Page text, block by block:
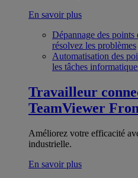
En savoir plus
Dépannage des points
résolvez les problèmes
Automatisation des
les tâches
Travailleur
TeamViewer
Améliorez votre efficacité
industrielle.
En savoir plus